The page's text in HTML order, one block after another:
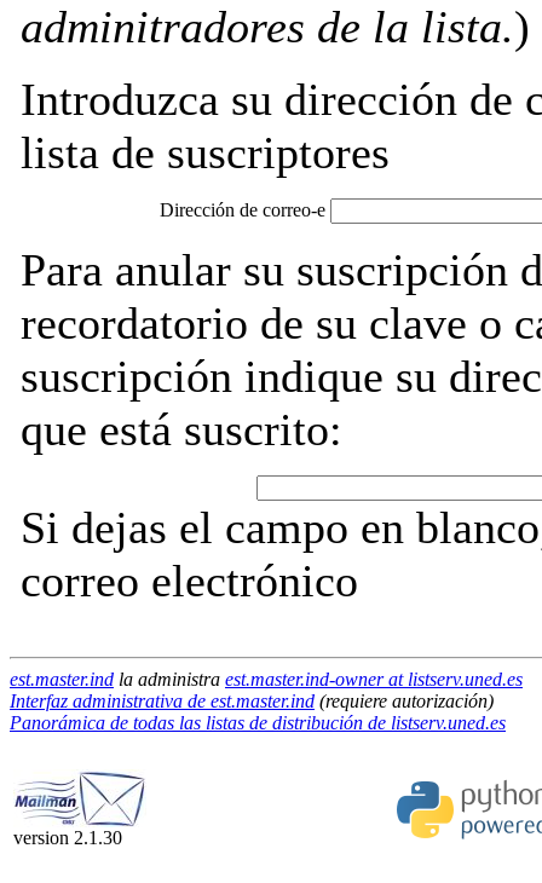
adminitradores de la lista.)
Introduzca su dirección de
lista de suscriptores
Dirección de correo-e
Para anular su suscripción
recordatorio de su clave o
suscripción indique su
que está suscrito:
Si dejas el campo en
correo electrónico
est.master.ind la administra est.master.ind-owner at listserv.uned.es
Interfaz administrativa de est.master.ind (requiere autorización)
Panorámica de todas las listas de distribución de listserv.uned.es
version 2.1.30